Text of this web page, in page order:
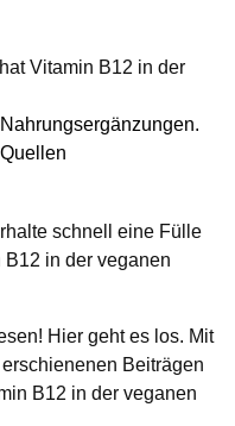
Vitamin B12 in der
schnell eine Fülle
in der veganen
Hier geht es los. Mit
Beiträgen
B12 in der veganen